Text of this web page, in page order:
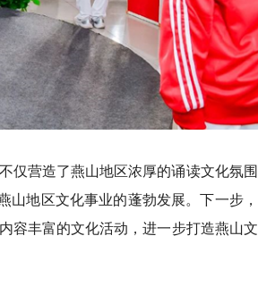
仅营造了燕山地区浓厚的诵读文化氛
山地区文化事业的蓬勃发展。下一步
容丰富的文化活动，进一步打造燕山